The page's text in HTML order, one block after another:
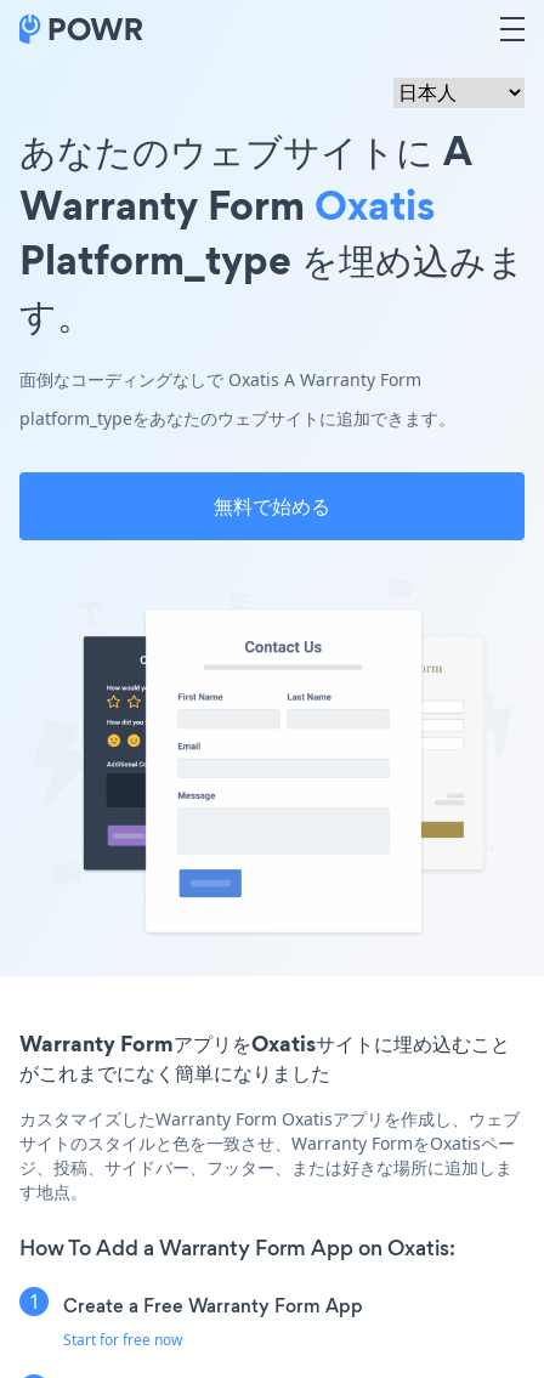
あなたのウェブサイトに A
Warranty Form Oxatis
Platform_type を埋め込みま
す。
面倒なコーディングなしで Oxatis A Warranty Form
platform_typeをあなたのウェブサイトに追加できます。
無料で始める
Warranty FormアプリをOxatisサイトに埋め込むこと
がこれまでになく簡単になりました
カスタマイズしたWarranty Form Oxatisアプリを作成し、ウェブ
サイトのスタイルと色を一致させ、Warranty FormをOxatisペー
ジ、投稿、サイドバー、フッター、または好きな場所に追加しま
す地点。
How To Add a Warranty Form App on Oxatis:
Create a Free Warranty Form App
Start for free now